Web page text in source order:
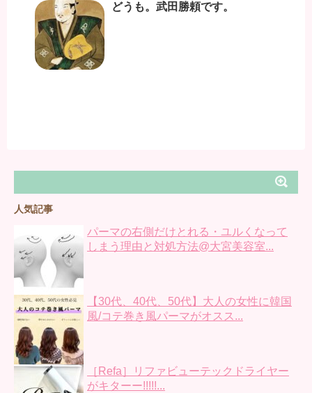
どうも。武田勝頼です。
人気記事
パーマの右側だけとれる・ユルくなって
しまう理由と対処方法@大宮美容室...
【30代、40代、50代】大人の女性に韓国
風/コテ巻き風パーマがオスス...
［Refa］リファビューテックドライヤー
がキターー!!!!!...